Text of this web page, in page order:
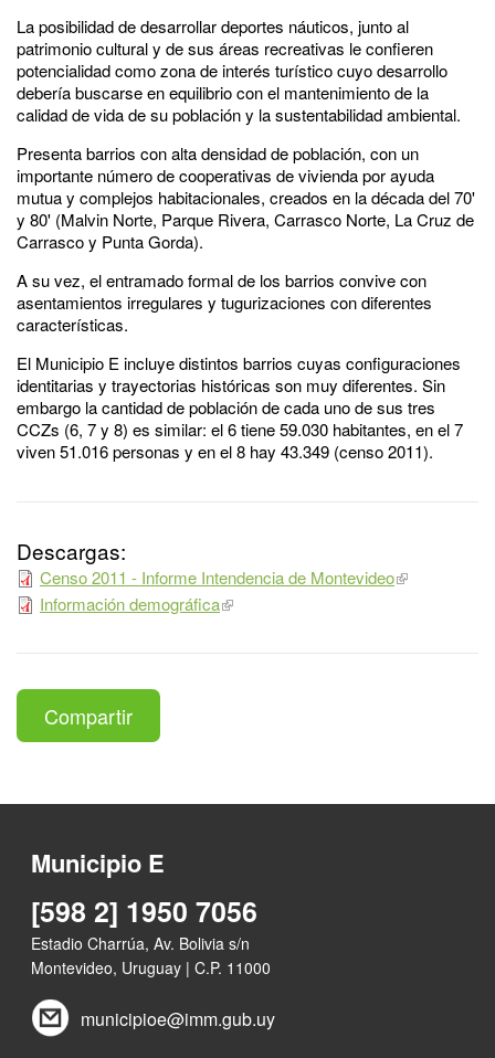
La posibilidad de desarrollar deportes náuticos, junto al
patrimonio cultural y de sus áreas recreativas le confieren
potencialidad como zona de interés turístico cuyo desarrollo
debería buscarse en equilibrio con el mantenimiento de la
calidad de vida de su población y la sustentabilidad ambiental.
Presenta barrios con alta densidad de población, con un
importante número de cooperativas de vivienda por ayuda
mutua y complejos habitacionales, creados en la década del 70'
y 80' (Malvin Norte, Parque Rivera, Carrasco Norte, La Cruz de
Carrasco y Punta Gorda).
A su vez, el entramado formal de los barrios convive con
asentamientos irregulares y tugurizaciones con diferentes
características.
El Municipio E incluye distintos barrios cuyas configuraciones
identitarias y trayectorias históricas son muy diferentes. Sin
embargo la cantidad de población de cada uno de sus tres
CCZs (6, 7 y 8) es similar: el 6 tiene 59.030 habitantes, en el 7
viven 51.016 personas y en el 8 hay 43.349 (censo 2011).
Descargas:
Censo 2011 - Informe Intendencia de Montevideo
Información demográfica
Compartir
Municipio E
[598 2] 1950 7056
Estadio Charrúa, Av. Bolivia s/n
Montevideo, Uruguay | C.P. 11000
municipioe@imm.gub.uy